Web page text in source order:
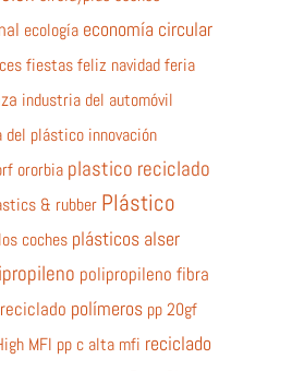
ecología economía circular
fiestasfeliz navidadferia
industria del automóvil
del plástico innovación
ororbia plastico reciclado
& rubber Plástico
coches plásticos alser
polipropileno fibra
polímeros pp 20gf
MFI pp c alta mfi reciclado